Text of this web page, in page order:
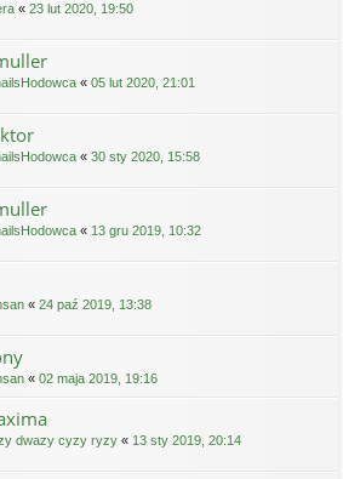
« 23 lut 2020, 19:50
« 05 lut 2020, 21:01
« 30 sty 2020, 15:58
« 13 gru 2019, 10:32
« 24 paź 2019, 13:38
« 02 maja 2019, 19:16
dwazy cyzy ryzy « 13 sty 2019, 20:14